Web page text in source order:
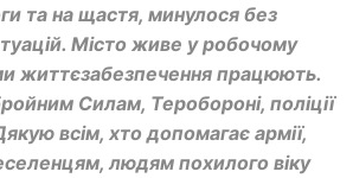
та на щастя, минулося без
Місто живе у робочому
життєзабезпечення працюють.
Силам, Теробороні, поліції
всім, хто допомагає армії,
людям похилого віку